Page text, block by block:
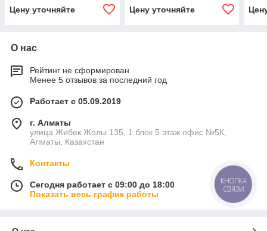
50671-94
Цену уточняйте Цену уточняйте
О нас
Рейтинг не сформирован
Менее 5 отзывов за последний год
Работает с 05.09.2019
г. Алматы
улица Жибек Жолы 135, 1 блок 5 этаж офис №5К,
Алматы, Казахстан
Контакты
Сегодня работает с 09:00 до 18:00
Показать весь график работы
КНОПКА
СВЯЗИ